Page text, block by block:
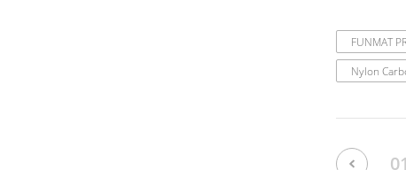
FUNMAT
Nylon
01